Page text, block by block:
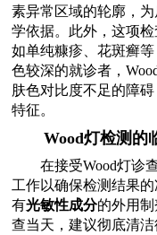
素异常区域的轮廓，
学依据。此外，这项
如单纯糠疹、花斑癣
色较深的就诊者，
肤色对比度不足的障
特征。
Wood灯检测的
在接受Wood灯诊
工作以确保检测结果
有光敏性成分的外用
查当天，建议彻底清